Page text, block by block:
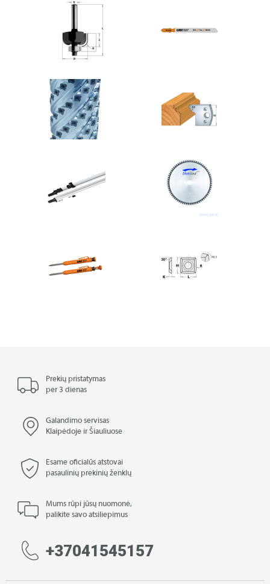
Prekių pristatymas
per 3 dienas
Galandimo servisas
Klaipėdoje ir Šiauliuose
Esame oficialūs atstovai
pasaulinių prekinių ženklų
Mums rūpi jūsų nuomonė,
palikite savo atsiliepimus
+37041545157